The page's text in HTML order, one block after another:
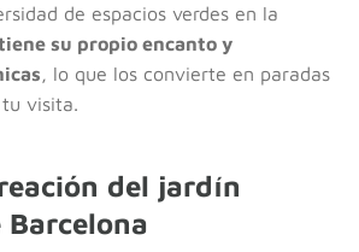
de espacios verdes en la
su propio encanto y
, lo que los convierte en paradas
visita.
del jardín